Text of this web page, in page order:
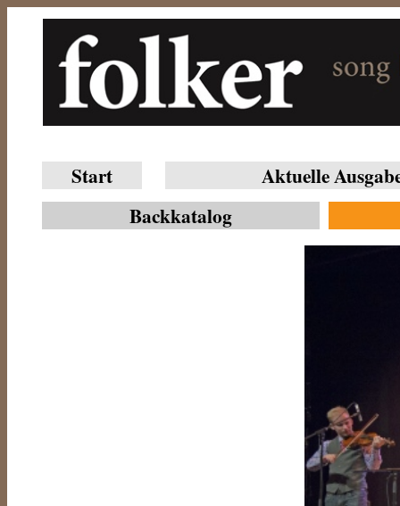
Start
Aktuelle
Backkatalog